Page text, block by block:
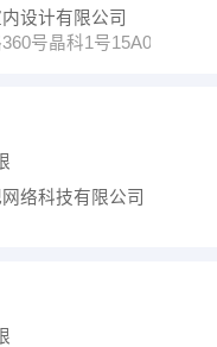
设计有限公司
号晶科1号15A03
络科技有限公司